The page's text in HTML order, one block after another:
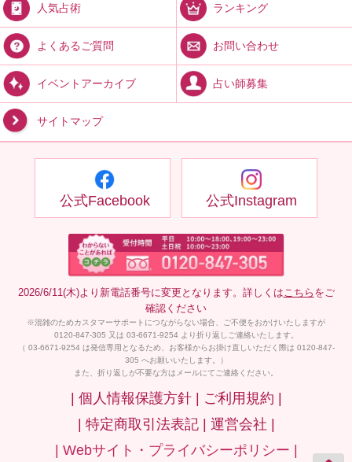
人気占術 ランキング
よくあるご質問 お問い合わせ
イベントアーカイブ 占い師募集
サイトマップ
公式Facebook 公式Instagram
2026/6/11(木)より新電話番号に変更となります。詳しくは こちら をご
確認ください
※混雑のためカスタマーサポートにつながらない場合、ご不便をおかけいたしますが
0120-847-305 又は 03-6671-9254 より折り返しご連絡いたします。
（ 03-6671-9254 は発信専用となるため、お客様からお掛け直しいただく際は 0120-847-
305 へお願いいたします。）
また、折り返しが不要な方はメールにてご連絡ください。
| 個人情報保護方針 | ご利用規約 |
| 特定商取引法表記 | 運営会社 |
| Webサイト・プライバシーポリシー |